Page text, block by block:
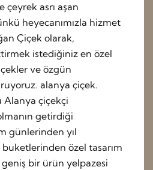
asrı aşan
heyecanımızla hizmet
Çiçek olarak,
istediğiniz en özel
ve özgün
alanya çiçek.
Alanya çiçekçi
getirdiği
günlerinden yıl
özel tasarım
bir ürün yelpazesi